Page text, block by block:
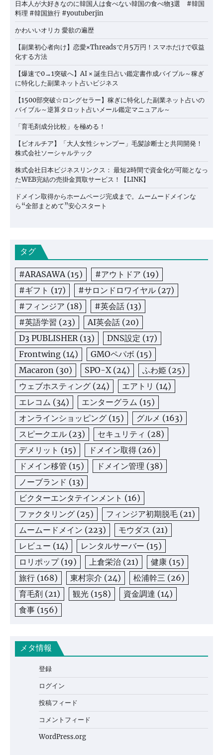
日本人が大好きなのに韓国人は食べない韓国の食べ物3選 #韓国
料理 #韓国旅行 #youtuberjin
かわいいオリカ 愛欲の遍歴
【副業初心者向け】恋愛×Threadsで月5万円！スマホだけで収益
化する方法
【爆速で0→1突破へ】AI × 誕生日占い鑑定書作成バイブル～稼ぎ
に特化した副業ネット占いビジネス
【1500部突破☆ロングセラー】稼ぎに特化した副業ネット占いの
バイブル～逆算タロット占いメール鑑定マニュアル～
「育毛剤成分比較」を極める！
【ビオルチア】「大人女性シャンプー」毛髪診断士と共同開発！
株式会社ソーシャルテック
株式会社日本ビジネスリンクス： 最短2時間で資金化が可能となっ
たWEB完結の売掛金買取サービス！【LINK】
ドメイン取得からホームページ完成まで。ムームードメインな
ら“全部まとめて”安心スタート
タグ
#ARASAWA (15) #アウトドア (19)
#ギフト (17) #サロンドロワイヤル (27)
#フィンジア (18) #英会話 (13)
#英語学習 (23) AI英会話 (20)
D3 PUBLISHER (13) DNS設定 (17)
Frontwing (14) GMOペパボ (15)
Macaron (30) SPO-X (24) ふわ姫 (25)
ウェブホスティング (24) エアトリ (14)
エレコム (34) エンターグラム (15)
オンラインショッピング (15) グルメ (163)
スピークエル (23) セキュリティ (28)
デメリット (15) ドメイン取得 (26)
ドメイン移管 (15) ドメイン管理 (38)
ノーブランド (13)
ビクターエンタテインメント (16)
ファクタリング (25) フィンジア初期脱毛 (21)
ムームードメイン (223) モウダス (21)
レビュー (14) レンタルサーバー (15)
ロリポップ(19) 上倉栄治 (21) 健康 (15)
旅行 (168) 東村宗介 (24) 松浦幹三 (26)
育毛剤 (21) 観光 (158) 資金調達 (14)
食事 (156)
メタ情報
登録
ログイン
投稿フィード
コメントフィード
WordPress.org